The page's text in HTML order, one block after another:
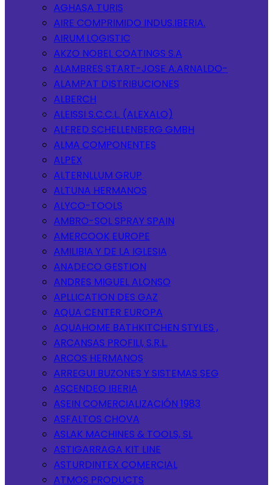
AGHASA TURIS
AIRE COMPRIMIDO INDUS.IBERIA.
AIRUM LOGISTIC
AKZO NOBEL COATINGS S.A
ALAMBRES START-JOSE A.ARNALDO-
ALAMPAT DISTRIBUCIONES
ALBERCH
ALEISSI S.C.C.L. (ALEXALO)
ALFRED SCHELLENBERG GMBH
ALMA COMPONENTES
ALPEX
ALTERNLLUM GRUP
ALTUNA HERMANOS
ALYCO-TOOLS
AMBRO-SOL SPRAY SPAIN
AMERCOOK EUROPE
AMILIBIA Y DE LA IGLESIA
ANADECO GESTION
ANDRES MIGUEL ALONSO
APLLICATION DES GAZ
AQUA CENTER EUROPA
AQUAHOME BATHKITCHEN STYLES ,
ARCANSAS PROFILI, S.R.L.
ARCOS HERMANOS
ARREGUI BUZONES Y SISTEMAS SEG
ASCENDEO IBERIA
ASEIN COMERCIALIZACIÓN 1983
ASFALTOS CHOVA
ASLAK MACHINES & TOOLS, SL
ASTIGARRAGA KIT LINE
ASTURDINTEX COMERCIAL
ATMOS PRODUCTS